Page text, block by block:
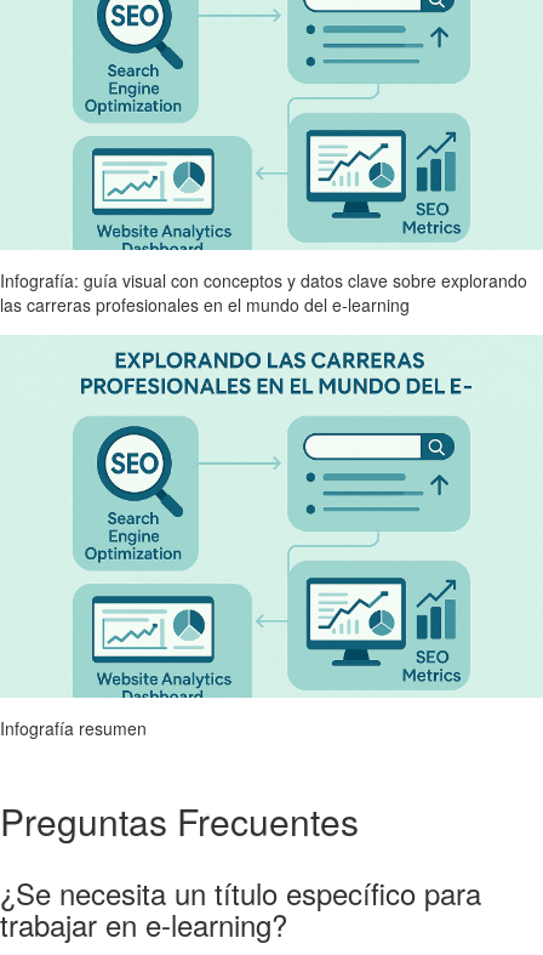
Infografía: guía visual con conceptos y datos clave sobre explorando
las carreras profesionales en el mundo del e-learning
Infografía resumen
Preguntas Frecuentes
¿Se necesita un título específico para
trabajar en e-learning?